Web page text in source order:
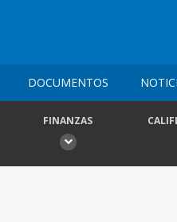
DOCUMENTOS
FINANZAS